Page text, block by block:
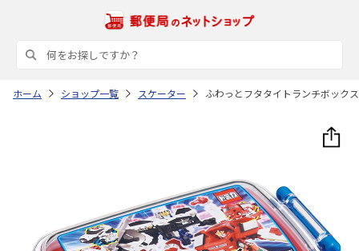
ホーム ショップ一覧 スケーター ふわっとフタタイトランチボック